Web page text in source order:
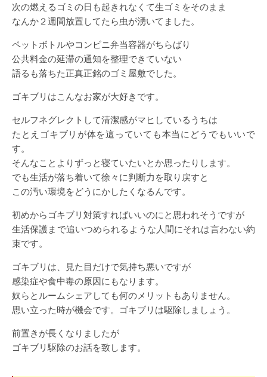
次の燃えるゴミの日も起きれなくて生ゴミをそのまま
なんか２週間放置してたら虫が湧いてました。
ペットボトルやコンビニ弁当容器がちらばり
公共料金の延滞の通知を整理できていない
語るも落ちた正真正銘のゴミ屋敷でした。
ゴキブリはこんなお家が大好きです。
セルフネグレクトして清潔感がマヒしているうちは
たとえゴキブリが体を這っていても本当にどうでもいいで
す。
そんなことよりずっと寝ていたいとか思ったりします。
でも生活が落ち着いて徐々に判断力を取り戻すと
この汚い環境をどうにかしたくなるんです。
初めからゴキブリ対策すればいいのにと思われそうですが
生活保護まで追いつめられるような人間にそれは言わない約
束です。
ゴキブリは、見た目だけで気持ち悪いですが
感染症や食中毒の原因にもなります。
奴らとルームシェアしても何のメリットもありません。
思い立った時が機会です。ゴキブリは駆除しましょう。
前置きが長くなりましたが
ゴキブリ駆除のお話を致します。